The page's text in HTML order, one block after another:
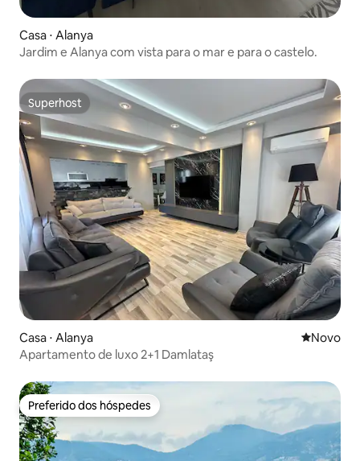
Casa ⋅ Alanya
Jardim e Alanya com vista para o mar e para o castelo.
Superhost
Superhost
Casa ⋅ Alanya Novo
Novo
Apartamento de luxo 2+1 Damlataş
Preferido dos hóspedes
Preferido dos hóspedes